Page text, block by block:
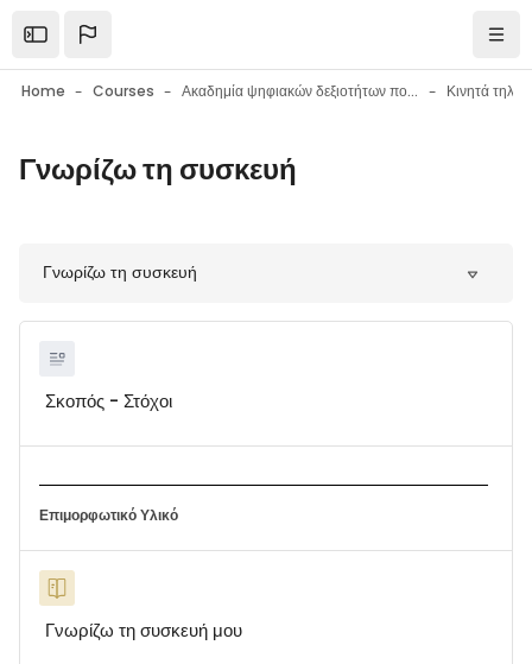
Open the sidebar
Home Courses Ακαδημία ψηφιακών δεξιοτήτων πολιτών
Blocks
Γνωρίζω τη συσκευή
Γνωρίζω τη συσκευή
Σκοπός - Στόχοι
Επιμορφωτικό Υλικό
Γνωρίζω τη συσκευή μου